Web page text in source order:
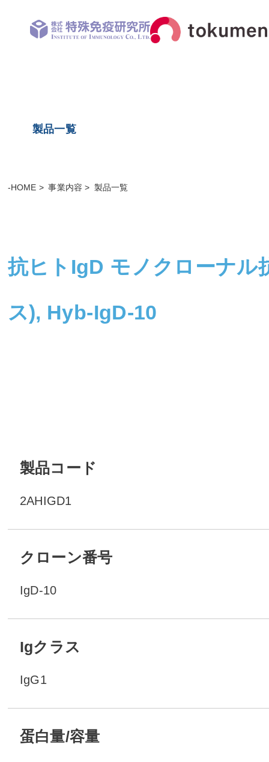
製品一覧
-HOME 事業内容 製品一覧
抗ヒトIgD モノクローナル
ス), Hyb-IgD-10
製品コード
2AHIGD1
クローン番号
IgD-10
Igクラス
IgG1
蛋白量/容量